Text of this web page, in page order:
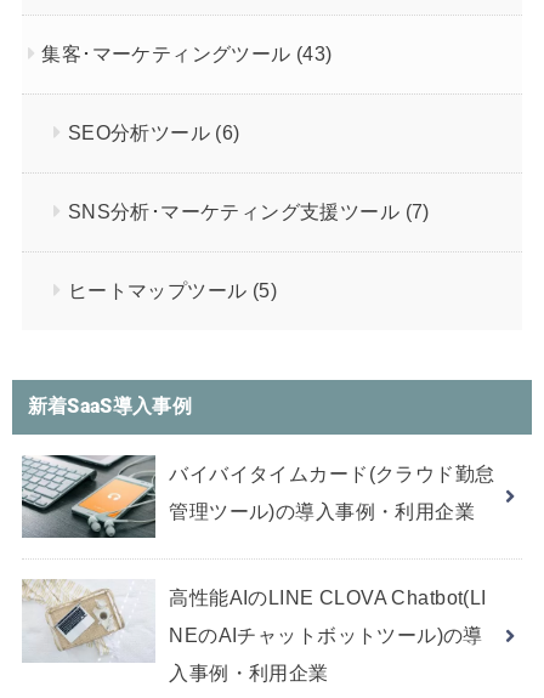
集客･マーケティングツール (43)
SEO分析ツール (6)
SNS分析･マーケティング支援ツール (7)
ヒートマップツール (5)
新着SaaS導入事例
バイバイタイムカード(クラウド勤怠
管理ツール)の導入事例・利用企業
高性能AIのLINE CLOVA Chatbot(LI
NEのAIチャットボットツール)の導
入事例・利用企業